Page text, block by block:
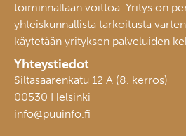
toiminnallaan voittoa. Yritys on
yhteiskunnallista tarkoitusta
käytetään yrityksen palveluiden
Yhteystiedot
Siltasaarenkatu 12 A (8. kerros)
00530 Helsinki
info@puuinfo.fi